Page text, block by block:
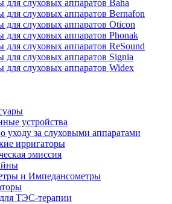
для слуховых аппаратов Baha
для слуховых аппаратов Bernafon
для слуховых аппаратов Oticon
для слуховых аппаратов Phonak
для слуховых аппаратов ReSound
для слуховых аппаратов Signia
для слуховых аппаратов Widex
устройства
уходу за слуховыми аппаратами
ирригаторы
эмиссия
и Импедансометры
ТЭС-терапии